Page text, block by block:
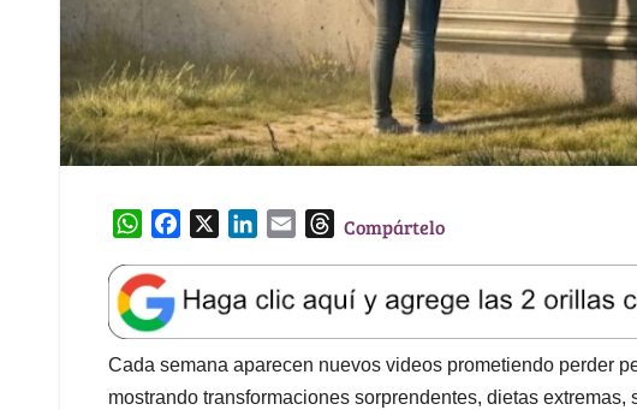
W
a
t
s
A
p
e
b
o
o
k
e
d
I
l
T
e
a
d
s
Compártelo
Cada semana aparecen nuevos videos prometiendo perder
mostrando transformaciones sorprendentes, dietas